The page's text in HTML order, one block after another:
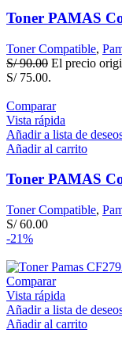
Toner PAMAS
Toner Compatible,
S/90.00 El precio
S/ 75.00.
Comparar
Vista rápida
Añadir a lista de
Añadir al carrito
Toner PAMAS
Toner Compatible,
S/60.00
-21%
Comparar
Vista rápida
Añadir a lista de
Añadir al carrito